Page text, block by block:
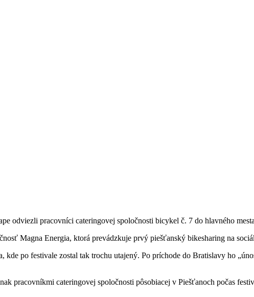
odviezli pracovníci cateringovej spoločnosti bicykel č. 7 do hlavného
Magna Energia, ktorá prevádzkuje prvý piešťanský bikesharing na
po festivale zostal tak trochu utajený. Po príchode do Bratislavy ho
pracovníkmi cateringovej spoločnosti pôsobiacej v Piešťanoch počas